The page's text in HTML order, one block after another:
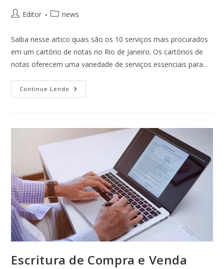
Editor news
Saiba nesse artico quais são os 10 serviços mais procurados
em um cartório de notas no Rio de Janeiro. Os cartórios de
notas oferecem uma variedade de serviços essenciais para…
Continue Lendo
Escritura de Compra e Venda